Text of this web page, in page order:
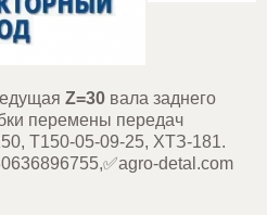
Z=30 вала заднего
перемены передач
Т150-05-09-25, ХТЗ-181.
detal.com